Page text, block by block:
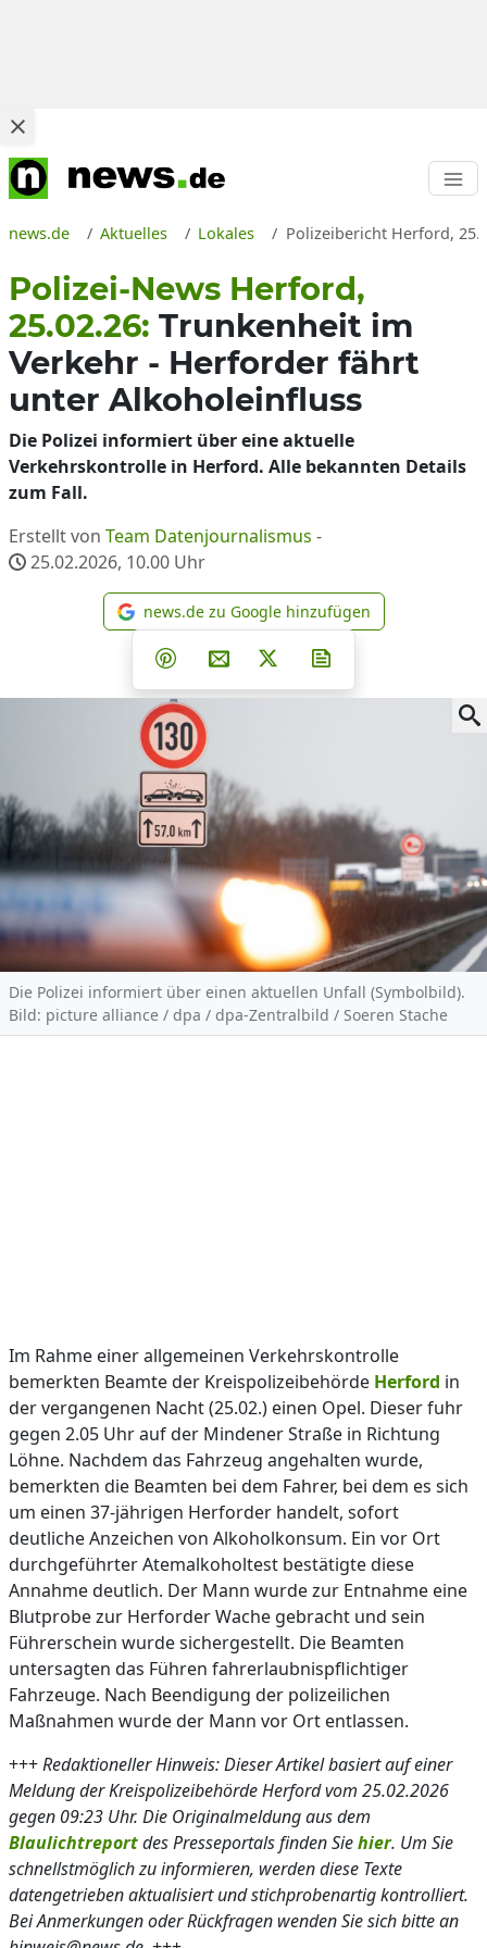
news.de Aktuelles Lokales Polizeibericht Herford,
Polizei-News Herford,
25.02.26: Trunkenheit im
Verkehr - Herforder fährt
unter Alkoholeinfluss
Die Polizei informiert über eine aktuelle
Verkehrskontrolle in Herford. Alle bekannten Details
zum Fall.
Erstellt von Team Datenjournalismus -
25.02.2026, 10.00 Uhr
news.de zu Google
news.de zu Google hinzufügen
Teilen auf Facebook
Teilen auf Whatsapp
Teilen auf Telegram
Teilen auf Pinterest
Per E-Mail teilen
Post auf X
Die Polizei informiert über einen aktuellen Unfall (Symbolbild).
Bild: picture alliance / dpa / dpa-Zentralbild / Soeren Stache
Im Rahme einer allgemeinen Verkehrskontrolle
bemerkten Beamte der Kreispolizeibehörde Herford in
der vergangenen Nacht (25.02.) einen Opel. Dieser fuhr
gegen 2.05 Uhr auf der Mindener Straße in Richtung
Löhne. Nachdem das Fahrzeug angehalten wurde,
bemerkten die Beamten bei dem Fahrer, bei dem es sich
um einen 37-jährigen Herforder handelt, sofort
deutliche Anzeichen von Alkoholkonsum. Ein vor Ort
durchgeführter Atemalkoholtest bestätigte diese
Annahme deutlich. Der Mann wurde zur Entnahme eine
Blutprobe zur Herforder Wache gebracht und sein
Führerschein wurde sichergestellt. Die Beamten
untersagten das Führen fahrerlaubnispflichtiger
Fahrzeuge. Nach Beendigung der polizeilichen
Maßnahmen wurde der Mann vor Ort entlassen.
+++Redaktioneller Hinweis: Dieser Artikel basiert auf einer
Meldung der Kreispolizeibehörde Herford vom 25.02.2026
gegen 09:23 Uhr. Die Originalmeldung aus dem
Blaulichtreportdes Presseportals finden Siehier. Um Sie
schnellstmöglich zu informieren, werden diese Texte
datengetrieben aktualisiert und stichprobenartig kontrolliert.
Bei Anmerkungen oder Rückfragen wenden Sie sich bitte an